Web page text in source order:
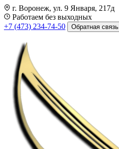
г. Воронеж, ул. 9 Января, 217д
Работаем без выходных
+7 (473) 234-74-50
Обратная связь